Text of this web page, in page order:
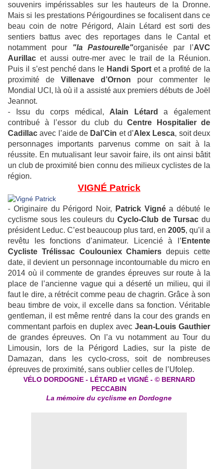
souvenirs impérissables sur les hauteurs de la Dronne.
Mais si les prestations Périgourdines se focalisent dans ce
beau coin de notre Périgord, Alain Létard est sorti des
sentiers battus avec des reportages dans le Cantal et
notamment pour "la Pastourelle"organisée par l’AVC
Aurillac et aussi outre-mer avec le trail de la Réunion.
Puis il s’est penché dans le Handi Sportet a profité de la
proximité de Villenave d’Ornon pour commenter le
Mondial UCI, là où il a assisté aux premiers débuts de Joël
Jeannot.
- Issu du corps médical, Alain Létard
a également
contribué à l’essor du club du Centre Hospitalier de
Cadillac avec l’aide de Dal’Cin et d’Alex Lesca, soit deux
personnages importants parvenus comme on sait à la
réussite. En mutualisant leur savoir faire, ils ont ainsi bâtit
un club de proximité bien connu des milieux cyclistes de la
région.
VIGNÉ Patrick
- Originaire du Périgord Noir, Patrick Vignéa débuté le
cyclisme sous les couleurs du Cyclo-Club de Tursac du
président Leduc. C’est beaucoup plus tard, en 2005, qu’il a
revêtu les fonctions d’animateur. Licencié à l’ Entente
Cycliste Trélissac Coulouniex Chamiers depuis cette
date, il devient un personnage incontournable du micro en
2014 où il commente de grandes épreuves sur route à la
place de l’ancienne vague qui a déserté un milieu, qui il
faut le dire, a rétrécit comme peau de chagrin. Grâce à son
beau timbre de voix, il excelle dans sa fonction. Véritable
gentleman, il est même rentré dans la cour des grands en
commentant parfois en duplex avec Jean-Louis Gauthier
de grandes épreuves. On l’a vu notamment au Tour du
Limousin, lors de la Périgord Ladies, sur la piste de
Damazan, dans les cyclo-cross, soit de nombreuses
épreuves de proximité, sans oublier celles de l’Ufolep.
VÉLO DORDOGNE - LÉTARD et VIGNÉ - © BERNARD
PECCABIN
La mémoire du cyclisme en Dordogne